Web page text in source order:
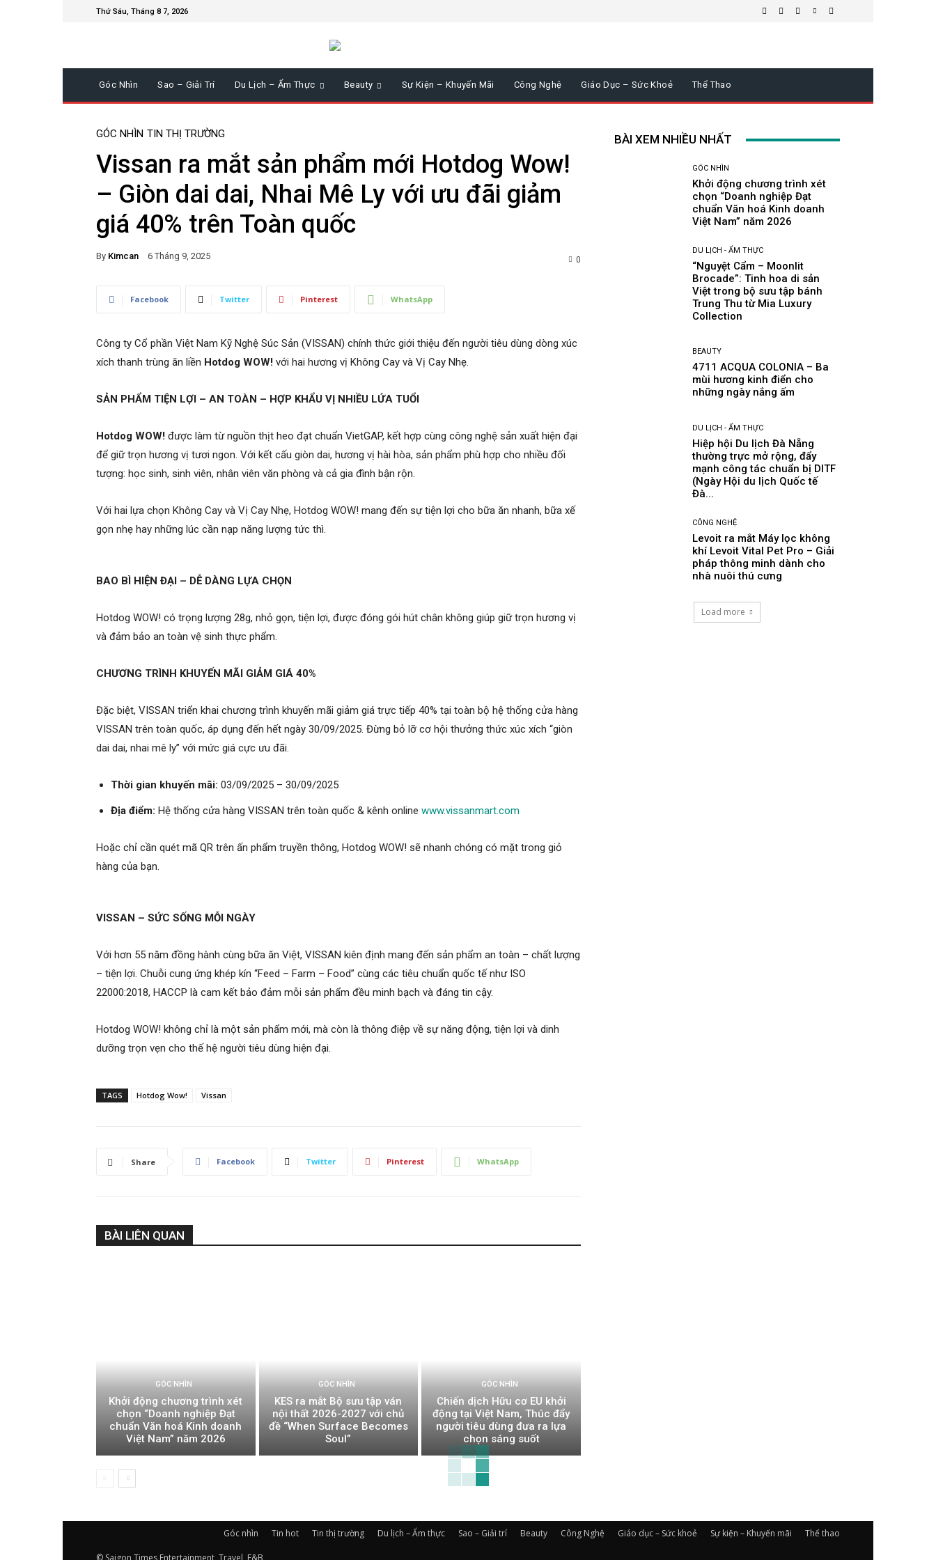
Thứ Sáu, Tháng 8 7, 2026
Góc Nhìn Sao – Giải Trí Du Lịch – Ẩm Thực Beauty Sự Kiện – Khuyến Mãi Công Nghệ Giáo Dục – Sức Khoẻ Thể Thao
GÓC NHÌN TIN THỊ TRƯỜNG
Vissan ra mắt sản phẩm mới Hotdog Wow!
– Giòn dai dai, Nhai Mê Ly với ưu đãi giảm
giá 40% trên Toàn quốc
By Kimcan 6 Tháng 9, 2025 0
Facebook Twitter Pinterest WhatsApp
Công ty Cổ phần Việt Nam Kỹ Nghệ Súc Sản (VISSAN) chính thức giới thiệu đến người tiêu dùng dòng xúc
xích thanh trùng ăn liền Hotdog WOW! với hai hương vị Không Cay và Vị Cay Nhẹ.
SẢN PHẨM TIỆN LỢI – AN TOÀN – HỢP KHẨU VỊ NHIỀU LỨA TUỔI
Hotdog WOW! được làm từ nguồn thịt heo đạt chuẩn VietGAP, kết hợp cùng công nghệ sản xuất hiện đại
để giữ trọn hương vị tươi ngon. Với kết cấu giòn dai, hương vị hài hòa, sản phẩm phù hợp cho nhiều đối
tượng: học sinh, sinh viên, nhân viên văn phòng và cả gia đình bận rộn.
Với hai lựa chọn Không Cay và Vị Cay Nhẹ, Hotdog WOW! mang đến sự tiện lợi cho bữa ăn nhanh, bữa xế
gọn nhẹ hay những lúc cần nạp năng lượng tức thì.
BAO BÌ HIỆN ĐẠI – DỄ DÀNG LỰA CHỌN
Hotdog WOW! có trọng lượng 28g, nhỏ gọn, tiện lợi, được đóng gói hút chân không giúp giữ trọn hương vị
và đảm bảo an toàn vệ sinh thực phẩm.
CHƯƠNG TRÌNH KHUYẾN MÃI GIẢM GIÁ 40%
Đặc biệt, VISSAN triển khai chương trình khuyến mãi giảm giá trực tiếp 40% tại toàn bộ hệ thống cửa hàng
VISSAN trên toàn quốc, áp dụng đến hết ngày 30/09/2025. Đừng bỏ lỡ cơ hội thưởng thức xúc xích “giòn
dai dai, nhai mê ly” với mức giá cực ưu đãi.
Thời gian khuyến mãi: 03/09/2025 – 30/09/2025
Địa điểm: Hệ thống cửa hàng VISSAN trên toàn quốc & kênh online www.vissanmart.com
Hoặc chỉ cần quét mã QR trên ấn phẩm truyền thông, Hotdog WOW! sẽ nhanh chóng có mặt trong giỏ
hàng của bạn.
VISSAN – SỨC SỐNG MỖI NGÀY
Với hơn 55 năm đồng hành cùng bữa ăn Việt, VISSAN kiên định mang đến sản phẩm an toàn – chất lượng
– tiện lợi. Chuỗi cung ứng khép kín “Feed – Farm – Food” cùng các tiêu chuẩn quốc tế như ISO
22000:2018, HACCP là cam kết bảo đảm mỗi sản phẩm đều minh bạch và đáng tin cậy.
Hotdog WOW! không chỉ là một sản phẩm mới, mà còn là thông điệp về sự năng động, tiện lợi và dinh
dưỡng trọn vẹn cho thế hệ người tiêu dùng hiện đại.
TAGS Hotdog Wow! Vissan
Share Facebook Twitter Pinterest WhatsApp
BÀI LIÊN QUAN
GÓC NHÌN
Khởi động chương trình xét
chọn “Doanh nghiệp Đạt
chuẩn Văn hoá Kinh doanh
Việt Nam” năm 2026
GÓC NHÌN
KES ra mắt Bộ sưu tập ván
nội thất 2026-2027 với chủ
đề “When Surface Becomes
Soul”
GÓC NHÌN
Chiến dịch Hữu cơ EU khởi
động tại Việt Nam, Thúc đẩy
người tiêu dùng đưa ra lựa
chọn sáng suốt
BÀI XEM NHIỀU NHẤT
GÓC NHÌN
Khởi động chương trình xét
chọn “Doanh nghiệp Đạt
chuẩn Văn hoá Kinh doanh
Việt Nam” năm 2026
DU LỊCH - ẨM THỰC
“Nguyệt Cẩm – Moonlit
Brocade”: Tinh hoa di sản
Việt trong bộ sưu tập bánh
Trung Thu từ Mia Luxury
Collection
BEAUTY
4711 ACQUA COLONIA – Ba
mùi hương kinh điển cho
những ngày nắng ấm
DU LỊCH - ẨM THỰC
Hiệp hội Du lịch Đà Nẵng
thường trực mở rộng, đẩy
mạnh công tác chuẩn bị DITF
(Ngày Hội du lịch Quốc tế
Đà...
CÔNG NGHỆ
Levoit ra mắt Máy lọc không
khí Levoit Vital Pet Pro – Giải
pháp thông minh dành cho
nhà nuôi thú cưng
Load more
Góc nhìn Tin hot Tin thị trường Du lịch – Ẩm thực Sao – Giải trí Beauty Công Nghệ Giáo dục – Sức khoẻ Sự kiện – Khuyến mãi Thể thao
© Saigon Times Entertainment, Travel, F&B